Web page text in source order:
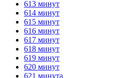
613 минут
614 минут
615 минут
616 минут
617 минут
618 минут
619 минут
620 минут
621 минута